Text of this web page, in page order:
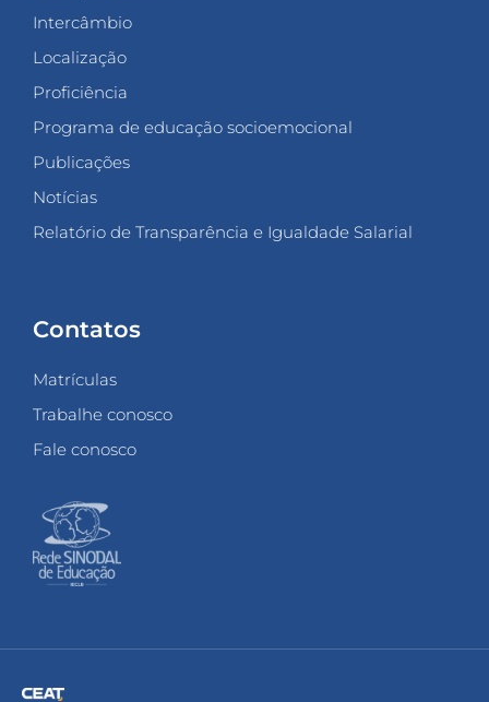
Intercâmbio
Localização
Proficiência
Programa de educação socioemocional
Publicações
Notícias
Relatório de Transparência e Igualdade Salarial
Contatos
Matrículas
Trabalhe conosco
Fale conosco